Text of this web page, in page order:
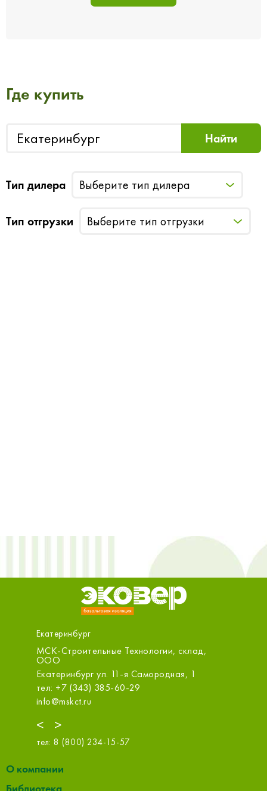
Где купить
Тип дилера Выберите тип дилера
Тип отгрузки Выберите тип отгрузки
Екатеринбург
<
МСК-Строительные Технологии, склад,
ООО
Екатеринбург ул. 11-я Самородная, 1
тел: +7 (343) 385-60-29
info@mskct.ru
>
тел: 8 (800) 234-15-57
О компании
Библиотека